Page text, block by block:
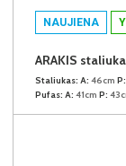
NAUJIENA
ARAKIS
Staliukas: A: 46cm P:
Pufas: A: 41cm P: